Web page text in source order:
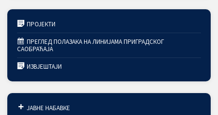
ПРОЈЕКТИ
ПРЕГЛЕД ПОЛАЗАКА НА ЛИНИЈАМА ПРИГРАДСКОГ
САОБРАЋАЈА
ИЗВЈЕШТАЈИ
ЈАВНЕ НАБАВКЕ